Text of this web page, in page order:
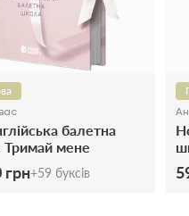
балетна
мене
грн+59 буксів